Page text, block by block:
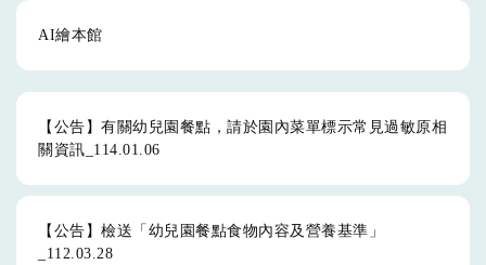
AI繪本館
【公告】有關幼兒園餐點，請於園內菜單標示常見過敏原相
關資訊_114.01.06
【公告】檢送「幼兒園餐點食物內容及營養基準」
_112.03.28